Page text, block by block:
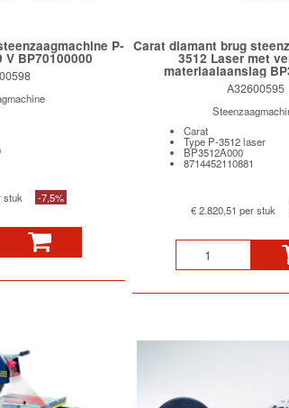
P-
V BP70100000
stuk -7,5%
Carat diamant brug
3512 Laser met
materiaalaanslag
A32600595
Carat
Type P-3512 laser
BP3512A000
8714452110881
€ 2.820,51 per stuk